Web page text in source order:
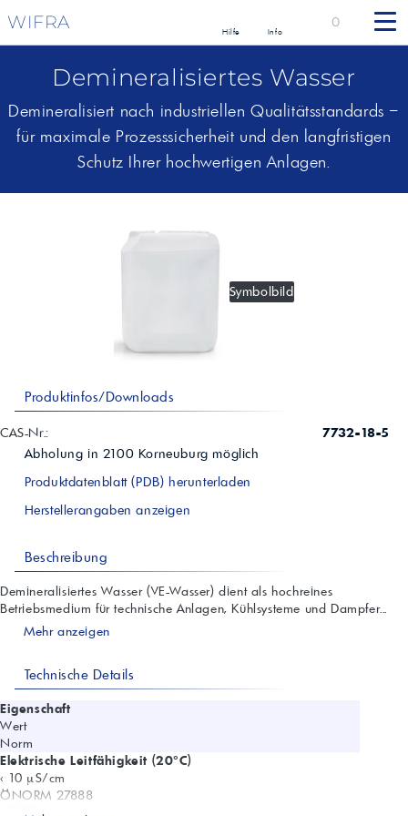
WIFRA Hilfe Info
0
Demineralisiertes Wasser
Demineralisiert nach industriellen Qualitätsstandards –
für maximale Prozesssicherheit und den langfristigen
Schutz Ihrer hochwertigen Anlagen.
Symbolbild
Produktinfos/Downloads
CAS-Nr.:
7732-18-5
Abholung in 2100 Korneuburg möglich
Produktdatenblatt (PDB) herunterladen
Herstellerangaben anzeigen
Beschreibung
Demineralisiertes Wasser (VE-Wasser) dient als hochreines
Betriebsmedium für technische Anlagen, Kühlsysteme und Dampfer...
Mehr anzeigen
Technische Details
Eigenschaft
Wert
Norm
Elektrische Leitfähigkeit (20°C)
< 10 µS/cm
ÖNORM 27888
pH-Wert